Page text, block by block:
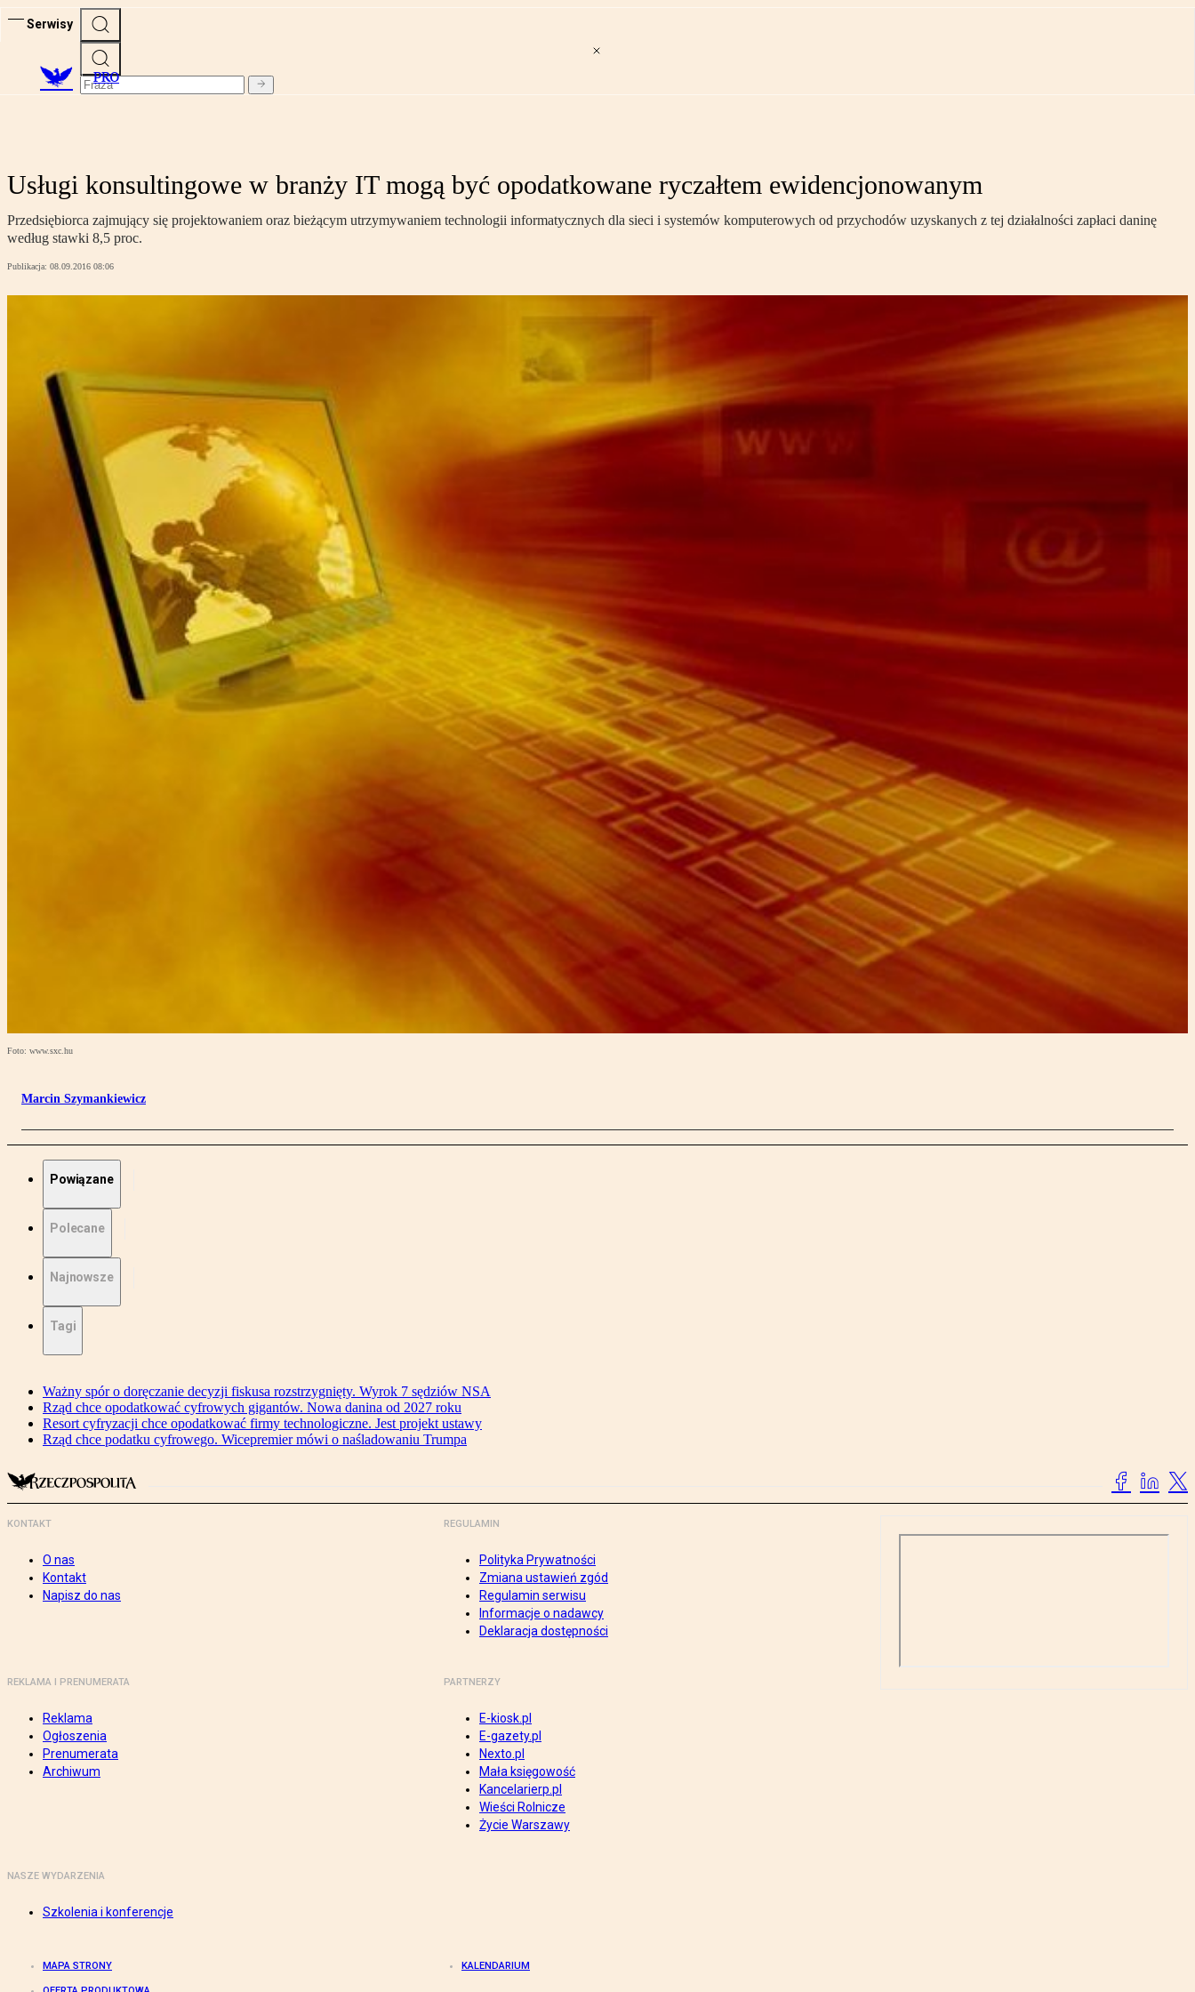
Serwisy
PRO
Usługi konsultingowe w branży IT mogą być opodatkowane ryczałtem ewidencjonowanym
Przedsiębiorca zajmujący się projektowaniem oraz bieżącym utrzymywaniem technologii informatycznych dla sieci i systemów komputerowych od przychodów uzyskanych z tej działalności zapłaci daninę
według stawki 8,5 proc.
Publikacja: 08.09.2016 08:06
Foto: www.sxc.hu
Marcin Szymankiewicz
Powiązane
Polecane
Najnowsze
Tagi
Ważny spór o doręczanie decyzji fiskusa rozstrzygnięty. Wyrok 7 sędziów NSA
Rząd chce opodatkować cyfrowych gigantów. Nowa danina od 2027 roku
Resort cyfryzacji chce opodatkować firmy technologiczne. Jest projekt ustawy
Rząd chce podatku cyfrowego. Wicepremier mówi o naśladowaniu Trumpa
KONTAKT
O nas
Kontakt
Napisz do nas
REGULAMIN
Polityka Prywatności
Zmiana ustawień zgód
Regulamin serwisu
Informacje o nadawcy
Deklaracja dostępności
REKLAMA I PRENUMERATA
Reklama
Ogłoszenia
Prenumerata
Archiwum
PARTNERZY
E-kiosk.pl
E-gazety.pl
Nexto.pl
Mała księgowość
Kancelarierp.pl
Wieści Rolnicze
Życie Warszawy
NASZE WYDARZENIA
Szkolenia i konferencje
MAPA STRONY KALENDARIUM